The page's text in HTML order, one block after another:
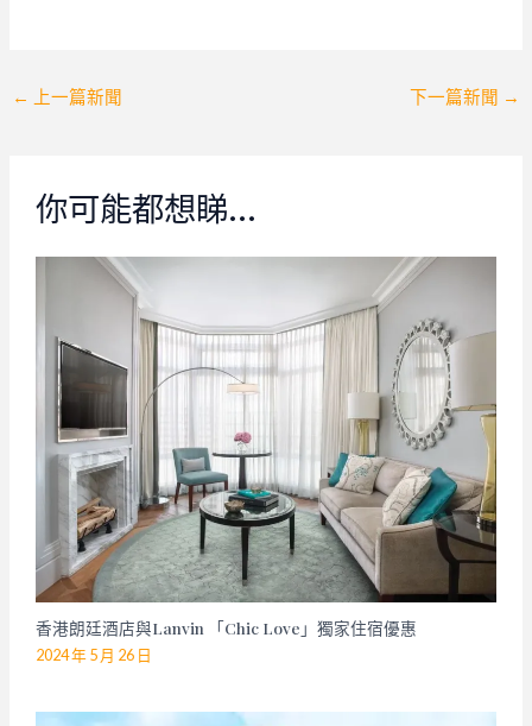
Post
← 上一篇新聞 下一篇新聞 →
你可能都想睇…
香港朗廷酒店與Lanvin 「Chic Love」獨家住宿優惠
2024 年 5 月 26 日